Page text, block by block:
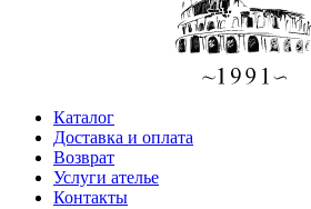
Каталог
Доставка и оплата
Возврат
Услуги ателье
Контакты